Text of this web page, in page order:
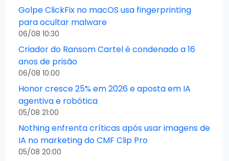
Golpe ClickFix no macOS usa fingerprinting
para ocultar malware
06/08 10:30
Criador do Ransom Cartel é condenado a 16
anos de prisão
06/08 10:00
Honor cresce 25% em 2026 e aposta em IA
agentiva e robótica
05/08 21:00
Nothing enfrenta críticas após usar imagens de
IA no marketing do CMF Clip Pro
05/08 20:00